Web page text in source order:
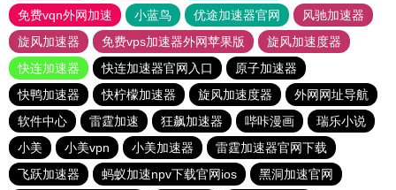
免费vqn外网加速
小蓝鸟 优途加速器官网
风驰加速器
旋风加速器
免费vps加速器外网苹果版
旋风加速度器
快连加速器
快连加速器官网入口
原子加速器
快鸭加速器
快柠檬加速器 旋风加速度器
外网网址导航
软件中心
雷霆加速 狂飙加速器 哔咔漫画
瑞乐小说
小美
小美vpn 小美加速器
雷霆加速器官网下载
飞跃加速器
蚂蚁加速npv下载官网ios
黑洞加速官网